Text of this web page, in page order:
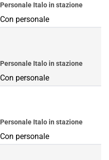
Personale Italo in stazione
Con personale
Personale Italo in stazione
Con personale
Personale Italo in stazione
Con personale